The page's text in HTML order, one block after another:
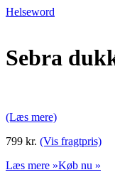
Helseword
Sebra
(Læs mere)
799 kr. (Vis fragtpris)
Læs mere »Køb nu »